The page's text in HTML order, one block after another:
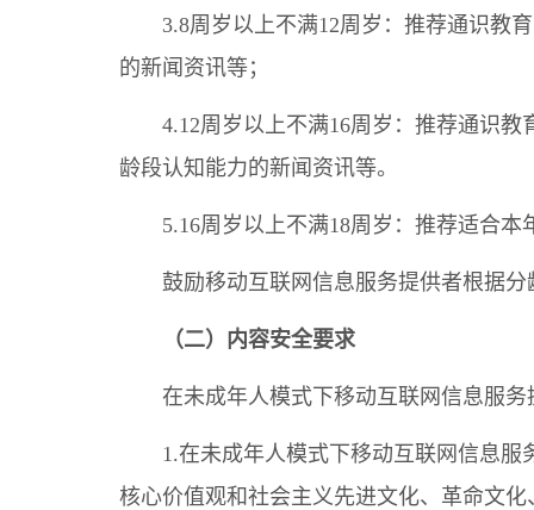
3.8周岁以上不满12周岁：推荐通识教
的新闻资讯等；
4.12周岁以上不满16周岁：推荐通识
龄段认知能力的新闻资讯等。
5.16周岁以上不满18周岁：推荐适合
鼓励移动互联网信息服务提供者根据
（二）内容安全要求
在未成年人模式下移动互联网信息服
1.在未成年人模式下移动互联网信息
核心价值观和社会主义先进文化、革命文